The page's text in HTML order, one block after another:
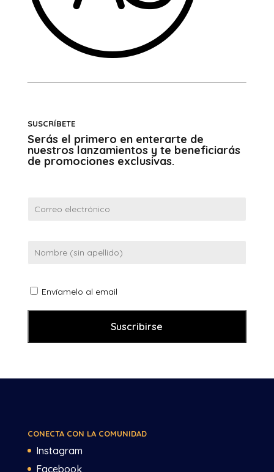
SUSCRÍBETE
Serás el primero en enterarte de
nuestros lanzamientos y te beneficiarás
de promociones exclusivas.
Envíamelo al email
CONECTA CON LA COMUNIDAD
Instagram
Facebook